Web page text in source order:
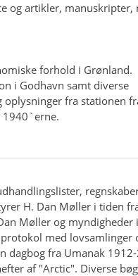
og artikler, manuskripter,
forhold i Grønland.
i Godhavn samt diverse
oplysninger fra stationen
1940`erne.
H. Dan Møller i tiden
Møller og myndigheder
med
dagbog fra Umanak
af "Arctic". Diverse